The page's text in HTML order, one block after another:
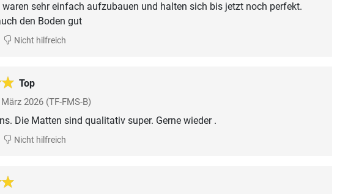
waren sehr einfach aufzubauen und halten sich bis jetzt noch perfekt.
den Boden gut
Nicht hilfreich
Top
März 2026 (TF-FMS-B)
Die Matten sind qualitativ super. Gerne wieder .
Nicht hilfreich